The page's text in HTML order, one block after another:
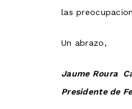
las
Un abrazo,
Jaume Roura
Presidente de